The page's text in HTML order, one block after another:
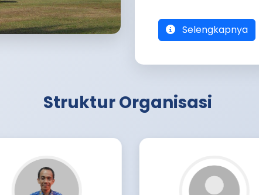
Selengkapnya
Struktur Organisasi